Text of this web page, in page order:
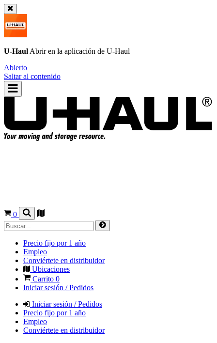
U-Haul Abrir en la aplicación de U-Haul
Abierto
Saltar al contenido
0
Precio fijo por 1 año
Empleo
Conviértete en distribuidor
Ubicaciones
Carrito 0
Iniciar sesión / Pedidos
Iniciar sesión / Pedidos
Precio fijo por 1 año
Empleo
Conviértete en distribuidor